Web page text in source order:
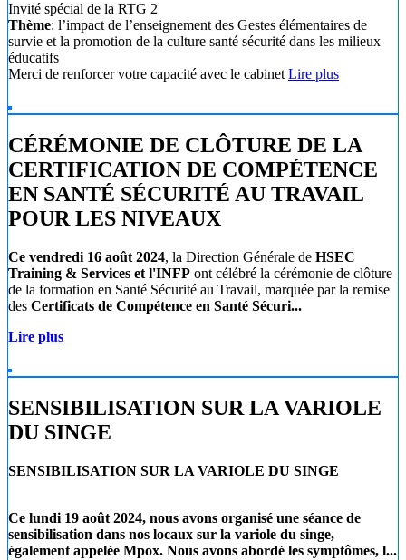
Invité spécial de la RTG 2
Thème: l’impact de l’enseignement des Gestes élémentaires de
survie et la promotion de la culture santé sécurité dans les milieux
éducatifs
Merci de renforcer votre capacité avec le cabinetLire plus
CÉRÉMONIE DE CLÔTURE DE LA
CERTIFICATION DE COMPÉTENCE
EN SANTÉ SÉCURITÉ AU TRAVAIL
POUR LES NIVEAUX
Ce vendredi 16 août 2024, la Direction Générale de HSEC
Training & Services et l'INFP ont célébré la cérémonie de clôture
de la formation en Santé Sécurité au Travail, marquée par la remise
des Certificats de Compétence en Santé Sécuri...
Lire plus
SENSIBILISATION SUR LA VARIOLE
DU SINGE
SENSIBILISATION SUR LA VARIOLE DU SINGE
Ce lundi 19 août 2024, nous avons organisé une séance de
sensibilisation dans nos locaux sur la variole du singe,
également appelée Mpox. Nous avons abordé les symptômes, l...